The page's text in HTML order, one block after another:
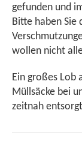
gefunden und
Bitte haben
wollen nicht
Ein großes Lob
Müllsäcke bei
zeitnah